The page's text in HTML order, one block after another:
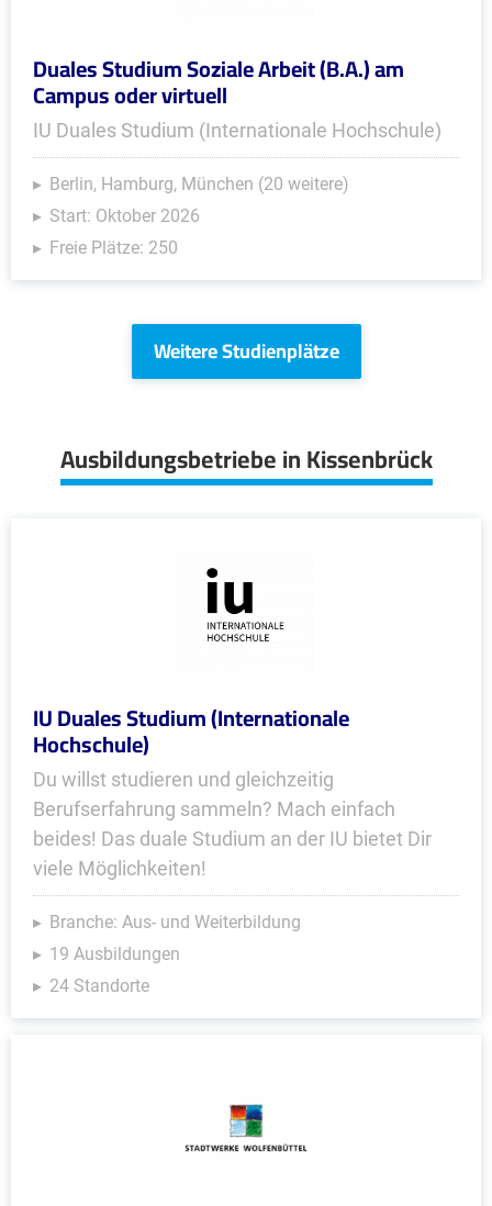
Duales Studium Soziale Arbeit (B.A.) am
Campus oder virtuell
IU Duales Studium (Internationale Hochschule)
Berlin, Hamburg, München (20 weitere)
Start: Oktober 2026
Freie Plätze: 250
Weitere Studienplätze
Ausbildungsbetriebe in Kissenbrück
IU Duales Studium (Internationale
Hochschule)
Du willst studieren und gleichzeitig
Berufserfahrung sammeln? Mach einfach
beides! Das duale Studium an der IU bietet Dir
viele Möglichkeiten!
Branche: Aus- und Weiterbildung
19 Ausbildungen
24 Standorte